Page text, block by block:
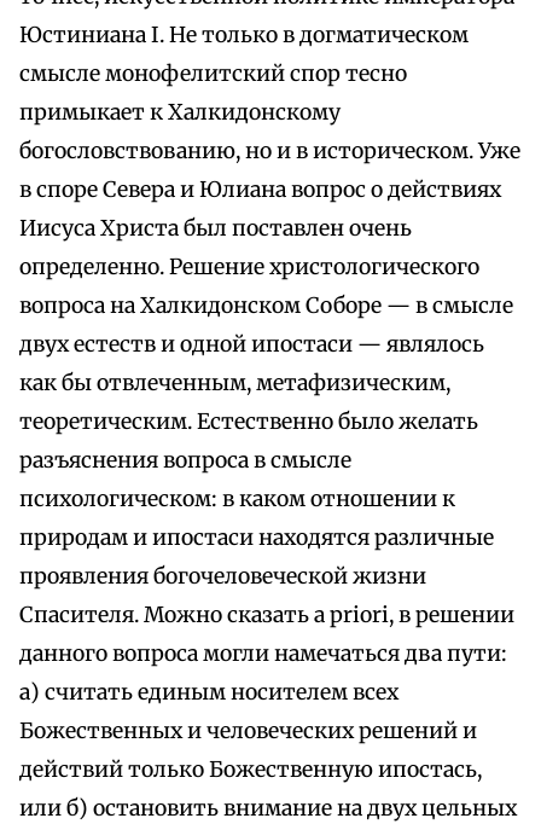
Юстиниана I. Не только в догматическом
смысле монофелитский спор тесно
примыкает к Халкидонскому
богословствованию, но и в историческом. Уже
в споре Севера и Юлиана вопрос о действиях
Иисуса Христа был поставлен очень
определенно. Решение христологического
вопроса на Халкидонском Соборе — в смысле
двух естеств и одной ипостаси — являлось
как бы отвлеченным, метафизическим,
теоретическим. Естественно было желать
разъяснения вопроса в смысле
психологическом: в каком отношении к
природам и ипостаси находятся различные
проявления богочеловеческой жизни
Спасителя. Можно сказать a priori, в решении
данного вопроса могли намечаться два пути:
а) считать единым носителем всех
Божественных и человеческих решений и
действий только Божественную ипостась,
или б) остановить внимание на двух цельных